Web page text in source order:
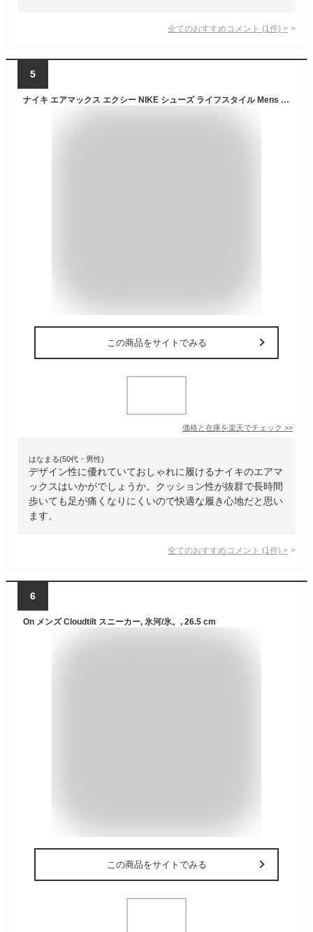
全てのおすすめコメント (1 件) >
5
ナイキ エアマックス エクシー NIKE シューズ ライフスタイル Mens スニーカー Sportswear エア マックス サミットホワイト 靴 アウトドア 散歩 ウォーキング 通勤 通学 シンプル おでかけ 公式 ギフト HO24
この商品をサイトでみる
価格と在庫を楽天でチェック >>
はなまる(50代・男性)
デザイン性に優れていておしゃれに履けるナイキのエアマ
ックスはいかがでしょうか。クッション性が抜群で長時間
歩いても足が痛くなりにくいので快適な履き心地だと思い
ます。
全てのおすすめコメント (1 件) >
6
On メンズ Cloudtilt スニーカー, 氷河/氷。, 26.5 cm
この商品をサイトでみる